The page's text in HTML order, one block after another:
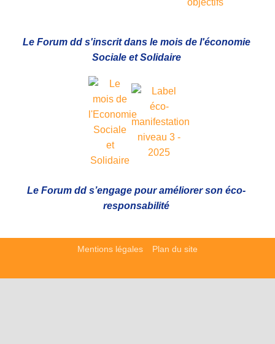
Le Forum dd s'inscrit dans le mois de l'économie
Sociale et Solidaire
Le Forum dd s’engage pour améliorer son éco-
responsabilité
Mentions légales Plan du site